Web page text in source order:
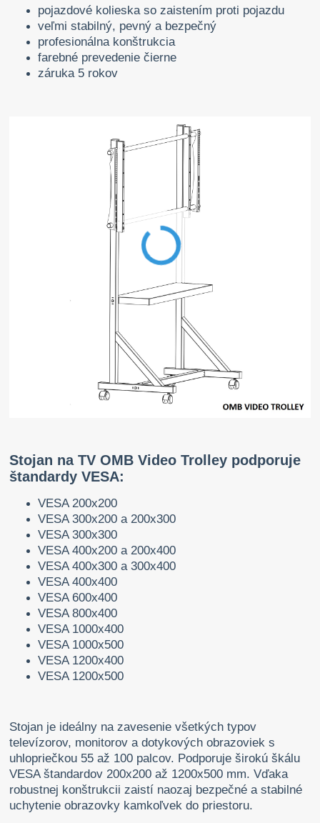
pojazdové kolieska so zaistením proti pojazdu
veľmi stabilný, pevný a bezpečný
profesionálna konštrukcia
farebné prevedenie čierne
záruka 5 rokov
Stojan na TV OMB Video Trolley podporuje
štandardy VESA:
VESA 200x200
VESA 300x200 a 200x300
VESA 300x300
VESA 400x200 a 200x400
VESA 400x300 a 300x400
VESA 400x400
VESA 600x400
VESA 800x400
VESA 1000x400
VESA 1000x500
VESA 1200x400
VESA 1200x500
Stojan je ideálny na zavesenie všetkých typov
televízorov, monitorov a dotykových obrazoviek s
uhlopriečkou 55 až 100 palcov. Podporuje širokú škálu
VESA štandardov 200x200 až 1200x500 mm. Vďaka
robustnej konštrukcii zaistí naozaj bezpečné a stabilné
uchytenie obrazovky kamkoľvek do priestoru.